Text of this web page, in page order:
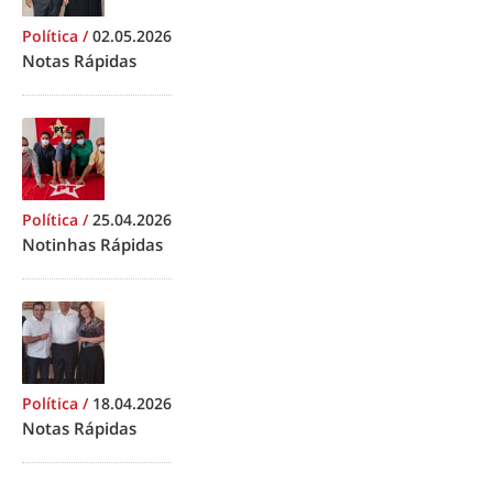
Política /02.05.2026
Notas Rápidas
Política /25.04.2026
Notinhas Rápidas
Política / 18.04.2026
Notas Rápidas